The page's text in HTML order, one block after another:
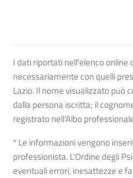
I dati riportati nell'elenco online
necessariamente con quelli
Lazio. Il nome visualizzato può
dalla persona iscritta; il
registrato nell’Albo
* Le informazioni vengono
professionista. L'Ordine degli
eventuali errori, inesattezze e